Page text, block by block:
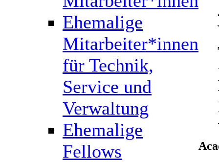
Ehemalige
Mitarbeiter*innen
für Technik,
Service und
Verwaltung
Ehemalige
Fellows